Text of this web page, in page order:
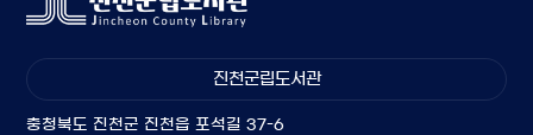
진천군립도서관
충청북도 진천군 진천읍 포석길 37-6